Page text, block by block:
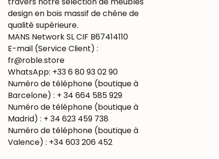
design en bois massif de chêne de
qualité supérieure.
MANS Network SL CIF B67414110
E-mail (Service Client) :
fr@roble.store
WhatsApp: +33 6 80 93 02 90
Numéro de téléphone (boutique à
Barcelone) : + 34 664 585 929
Numéro de téléphone (boutique à
Madrid) : + 34 623 459 738
Numéro de téléphone (boutique à
Valence) : +34 603 206 452